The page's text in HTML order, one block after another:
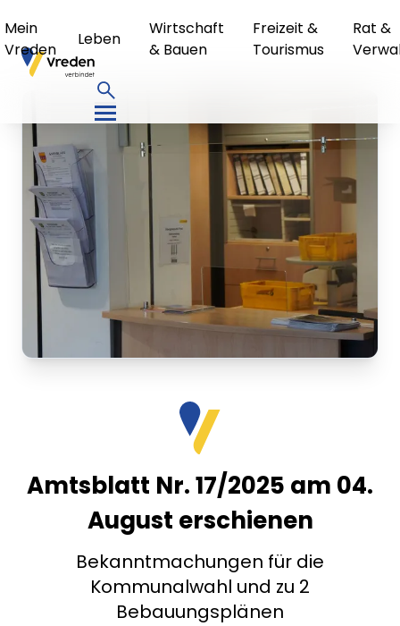
Mein
Vreden
Leben
Wirtschaft
& Bauen
Freizeit &
Tourismus
Rat &
Amtsblatt Nr. 17/2025 am 04.
August erschienen
Bekanntmachungen für die
Kommunalwahl und zu 2
Bebauungsplänen